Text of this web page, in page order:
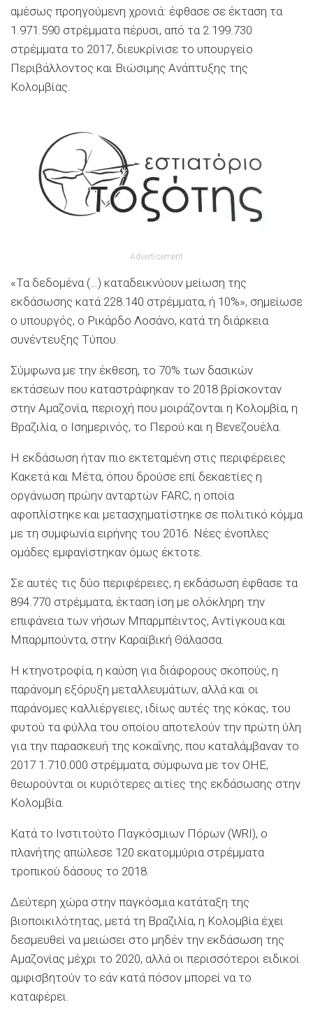
αμέσως προηγούμενη χρονιά: έφθασε σε έκταση τα
1.971.590 στρέμματα πέρυσι, από τα 2.199.730
στρέμματα το 2017, διευκρίνισε το υπουργείο
Περιβάλλοντος και Βιώσιμης Ανάπτυξης της
Κολομβίας.
Advertisement
«Τα δεδομένα (…) καταδεικνύουν μείωση της
εκδάσωσης κατά 228.140 στρέμματα, ή 10%», σημείωσε
ο υπουργός, ο Ρικάρδο Λοσάνο, κατά τη διάρκεια
συνέντευξης Τύπου.
Σύμφωνα με την έκθεση, το 70% των δασικών
εκτάσεων που καταστράφηκαν το 2018 βρίσκονταν
στην Αμαζονία, περιοχή που μοιράζονται η Κολομβία, η
Βραζιλία, ο Ισημερινός, το Περού και η Βενεζουέλα.
Η εκδάσωση ήταν πιο εκτεταμένη στις περιφέρειες
Κακετά και Μέτα, όπου δρούσε επί δεκαετίες η
οργάνωση πρώην ανταρτών FARC, η οποία
αφοπλίστηκε και μετασχηματίστηκε σε πολιτικό κόμμα
με τη συμφωνία ειρήνης του 2016. Νέες ένοπλες
ομάδες εμφανίστηκαν όμως έκτοτε.
Σε αυτές τις δύο περιφέρειες, η εκδάσωση έφθασε τα
894.770 στρέμματα, έκταση ίση με ολόκληρη την
επιφάνεια των νήσων Μπαρμπέιντος, Αντίγκουα και
Μπαρμπούντα, στην Καραϊβική Θάλασσα.
Η κτηνοτροφία, η καύση για διάφορους σκοπούς, η
παράνομη εξόρυξη μεταλλευμάτων, αλλά και οι
παράνομες καλλιέργειες, ιδίως αυτές της κόκας, του
φυτού τα φύλλα του οποίου αποτελούν την πρώτη ύλη
για την παρασκευή της κοκαΐνης, που καταλάμβαναν το
2017 1.710.000 στρέμματα, σύμφωνα με τον ΟΗΕ,
θεωρούνται οι κυριότερες αιτίες της εκδάσωσης στην
Κολομβία.
Κατά το Ινστιτούτο Παγκόσμιων Πόρων (WRI), ο
πλανήτης απώλεσε 120 εκατομμύρια στρέμματα
τροπικού δάσους το 2018.
Δεύτερη χώρα στην παγκόσμια κατάταξη της
βιοποικιλότητας, μετά τη Βραζιλία, η Κολομβία έχει
δεσμευθεί να μειώσει στο μηδέν την εκδάσωση της
Αμαζονίας μέχρι το 2020, αλλά οι περισσότεροι ειδικοί
αμφισβητούν το εάν κατά πόσον μπορεί να το
καταφέρει.